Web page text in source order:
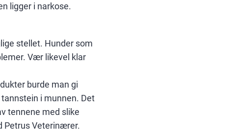
ligger i narkose.
stellet. Hunder som
Vær likevel klar
burde man gi
i munnen. Det
tennene med slike
Petrus Veterinærer.